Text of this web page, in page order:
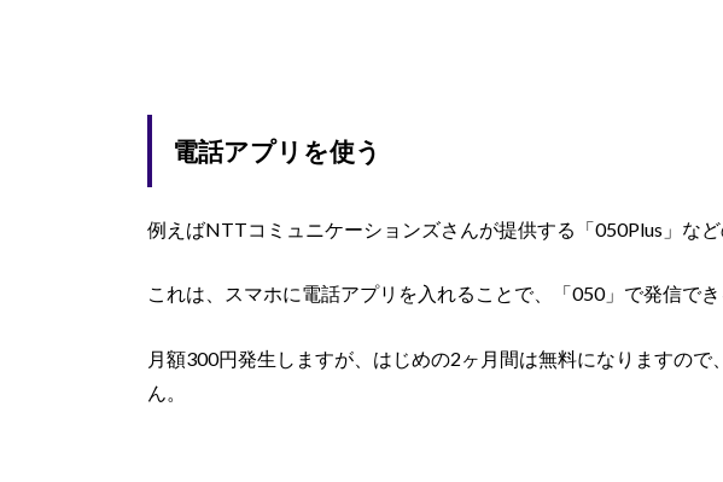
電話アプリを使う
例えばNTTコミュニケーションズさんが提供する「050Plus」など
これは、スマホに電話アプリを入れることで、「050」で発信で
月額300円発生しますが、はじめの2ヶ月間は無料になりますの
ん。